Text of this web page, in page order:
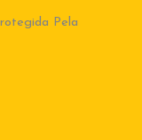
Pela